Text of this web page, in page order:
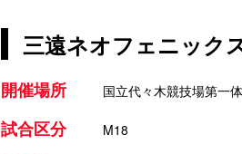
三遠ネオフェニック
開催場所 国立代々木競技場第一
試合区分 M18